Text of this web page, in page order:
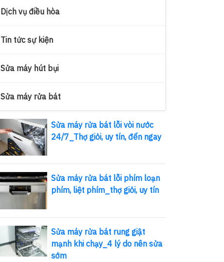
Dịch vụ điều hòa
Tin tức sự kiện
Sửa máy hút bụi
Sửa máy rửa bát
Sửa máy rửa bát lỗi vòi nước
24/7_Thợ giỏi, uy tín, đến ngay
Sửa máy rửa bát lỗi phím loạn
phím, liệt phím_thợ giỏi, uy tín
Sửa máy rửa bát rung giật
mạnh khi chạy_4 lý do nên sửa
sớm